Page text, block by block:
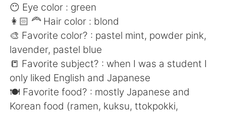
日本語 한국어
Русский
Indonesia Italiano
Türkçe Tiếng Việt
😶 Eye color : green
👩🏻 🦰 Hair color : blond
🎨 Favorite color? : pastel mint, powder pink,
lavender, pastel blue
📒 Favorite subject? : when I was a student I
only liked English and Japanese
🍽 Favorite food? : mostly Japanese and
Korean food (ramen, kuksu, ttokpokki,